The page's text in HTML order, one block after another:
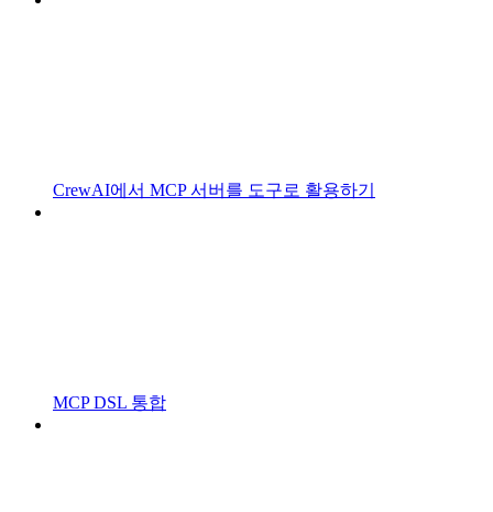
CrewAI에서 MCP 서버를 도구로 활용하기
MCP DSL 통합